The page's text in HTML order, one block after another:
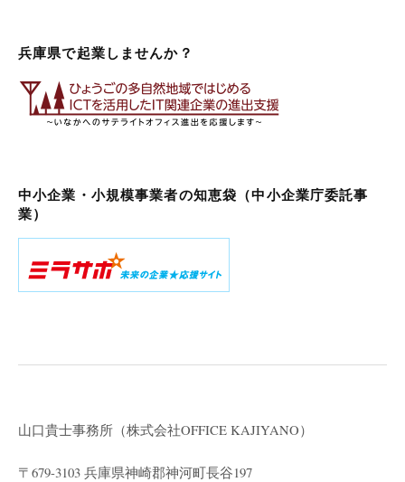
兵庫県で起業しませんか？
中小企業・小規模事業者の知恵袋（中小企業庁委託事
業）
山口貴士事務所（株式会社OFFICE KAJIYANO）
〒679-3103 兵庫県神崎郡神河町長谷197